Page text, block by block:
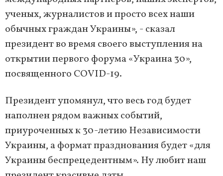
ученых, журналистов и просто всех наши
обычных граждан Украины», - сказал
президент во время своего выступления на
открытии первого форума «Украина 30»,
посвященного COVID-19.
Президент упомянул, что весь год будет
наполнен рядом важных событий,
приуроченных к 30-летию Независимости
Украины, а формат празднования будет «для
Украины беспрецедентным». Ну любит наш